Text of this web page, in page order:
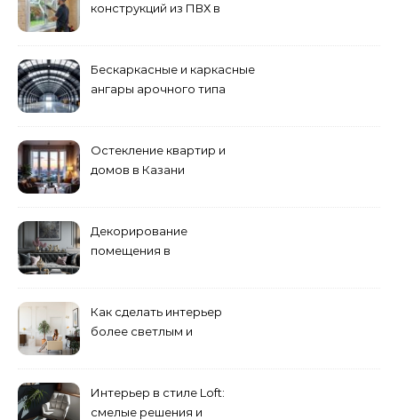
конструкций из ПВХ в
Бескаркасные и каркасные
ангары арочного типа
Остекление квартир и
домов в Казани
Декорирование
помещения в
направлений для создания
уникального комплекса
Как сделать интерьер
более светлым и
помещения
Интерьер в стиле Loft:
смелые решения и